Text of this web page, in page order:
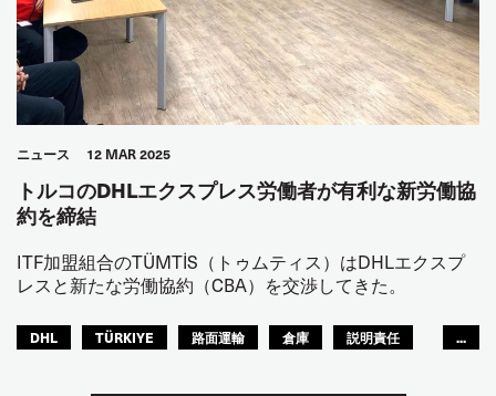
ニュース 12 MAR 2025
トルコのDHLエクスプレス労働者が有利な新労働協
約を締結
ITF加盟組合のTÜMTİS（トゥムティス）はDHLエクスプ
レスと新たな労働協約（CBA）を交渉してきた。
DHL TÜRKIYE 路面運輸 倉庫
説明責任
...